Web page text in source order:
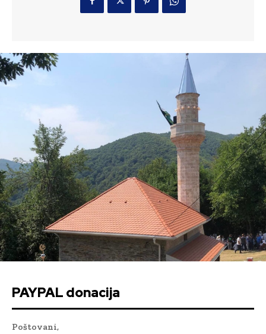
PAYPAL donacija
Poštovani,